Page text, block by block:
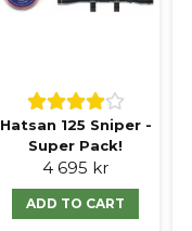
Hatsan 125 Sniper -
Super Pack!
4 695 kr
ADD TO CART